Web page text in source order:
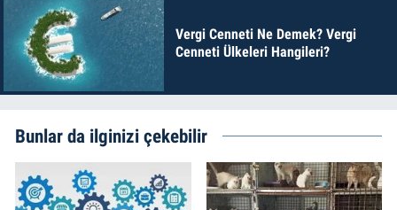
Vergi Cenneti Ne Demek? Vergi
Cenneti Ülkeleri Hangileri?
Bunlar da ilginizi çekebilir